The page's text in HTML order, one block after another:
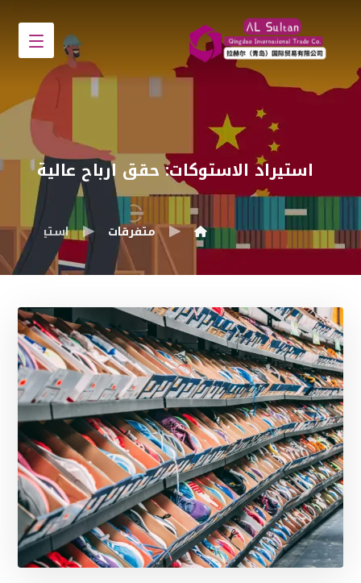
استيراد الاستوكات: حقق ارباح عالية
متفرقات استيراد